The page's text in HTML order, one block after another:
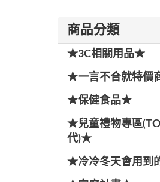
商品分類
★3C相關用品★
★一言不合就特價
★保健食品★
★兒童禮物專區
代)★
★冷冷冬天會用到